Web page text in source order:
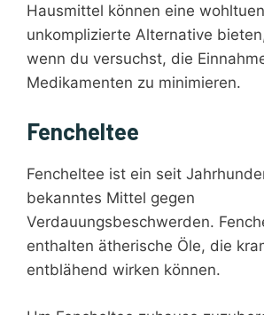
Hausmittel können eine
unkomplizierte Alternative
wenn du versuchst, die
Medikamenten zu minimieren.
Fencheltee
Fencheltee ist ein seit
bekanntes Mittel gegen
Verdauungsbeschwerden.
enthalten ätherische Öle, die
entblähend wirken können.